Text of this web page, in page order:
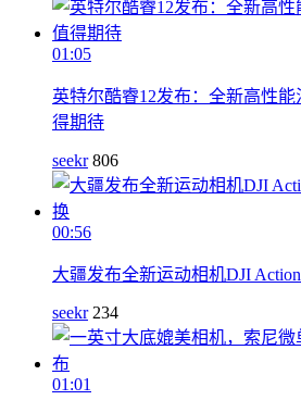
01:05
英特尔酷睿12发布：全新高性
得期待
seekr 806
00:56
大疆发布全新运动相机DJI
seekr 234
01:01